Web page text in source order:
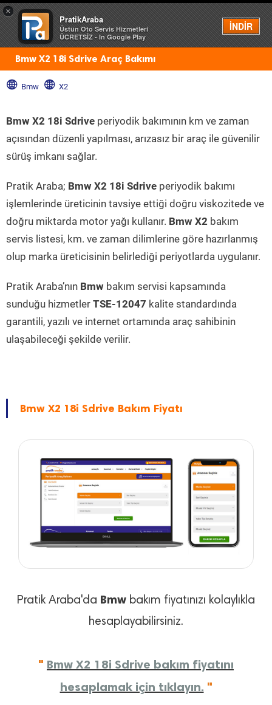
×
PratikAraba
Üstün Oto Servis Hizmetleri
ÜCRETSİZ - In Google Play
İNDİR
Menü
Bmw X2 18i Sdrive Araç Bakımı
Bmw X2
Bmw X2 18i Sdrive periyodik bakımının km ve zaman
açısından düzenli yapılması, arızasız bir araç ile güvenilir
sürüş imkanı sağlar.
Pratik Araba; Bmw X2 18i Sdrive periyodik bakımı
işlemlerinde üreticinin tavsiye ettiği doğru viskozitede ve
doğru miktarda motor yağı kullanır. Bmw X2 bakım
servis listesi, km. ve zaman dilimlerine göre hazırlanmış
olup marka üreticisinin belirlediği periyotlarda uygulanır.
Pratik Araba’nın Bmw bakım servisi kapsamında
sunduğu hizmetler TSE-12047 kalite standardında
garantili, yazılı ve internet ortamında araç sahibinin
ulaşabileceği şekilde verilir.
Bmw X2 18i Sdrive Bakım Fiyatı
Pratik Araba'da Bmw bakım fiyatınızı kolaylıkla
hesaplayabilirsiniz.
" Bmw X2 18i Sdrive bakım fiyatını
hesaplamak için tıklayın. "